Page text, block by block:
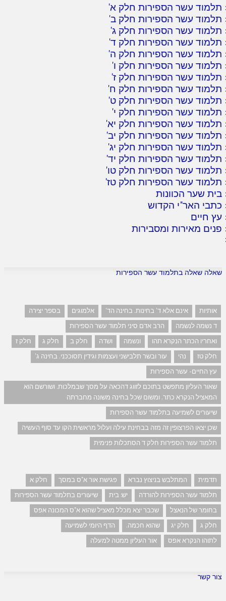
תלמוד עשר הספירות חלק א'
תלמוד עשר הספירות חלק ב'
תלמוד עשר הספירות חלק ג'
תלמוד עשר הספירות חלק ד'
תלמוד עשר הספירות חלק ה'
תלמוד עשר הספירות חלק ו'
תלמוד עשר הספירות חלק ז'
תלמוד עשר הספירות חלק ח'
תלמוד עשר הספירות חלק ט'
תלמוד עשר הספירות חלק י'
תלמוד עשר הספירות חלק יא'
תלמוד עשר הספירות חלק יב'
תלמוד עשר הספירות חלק יג'
תלמוד עשר הספירות חלק יד'
תלמוד עשר הספירות חלק טו'
תלמוד עשר הספירות חלק טז'
בית שער הכוונות
כתבי האר"י הקדוש
עץ חיים
פנים מאירות ומסבירות
שאלה שאלה בתלמוד עשר הספירות
אותיות אינם אלא ד' בחינות. בחינה הד' אלמוגים
בספר יצירה
ד נשמה לנשמה
הרב אדם סיני תלמוד עשר הספירות
ואחריו הכתר הנקרא תהו
ונשמה ושדה חלק ב חלק ג
חלק ז
חלק טז
נהי
עור ובשר תלבישני ועצמות וגידין תסוככני. בחינה ג'
עץ החיים- עשר הספירות
שאור העליון מתפשט בתוכם לזווג דהכאה על מסך שבמלכות. ושורשם הוא
המאציל הנקרא כתר. ומשום שכל בחינה משונה מחברתה
שיעורים לשמיעה בתלמוד עשר הספירות
שכן יצאו הפרצופין זה מזה בבחינת עילה ועלול מראשית הקו עד סוף העשיה
תלמוד עשר הספירות חלק ד הסתכלות פנימית
תדמית המתלבש בניצוץ נברא פגישת אור א"ס במסך
חלק א
תלמוד עשר הספירות להורדה
יש: בית
שיעורים בתלמוד עשר הספירות
בחומר של הנאצל
שכבר יצא מכלל מאציל שהוא א"ס המכונה אפס
חלק ג
חלק יג שהוא חכמה.
הדף היומי לשמיעה
לתוהו הנקרא אפס
אור העליון ממטה למעלה
צור קשר